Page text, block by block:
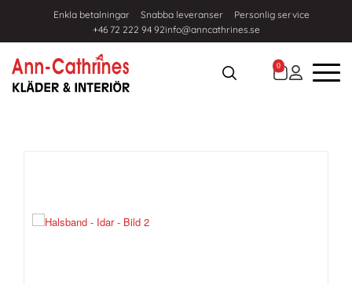
+46 72 222 94 92
Enkla betalningar Snabba leveranser
Personlig service
info@anncathrines.se
0